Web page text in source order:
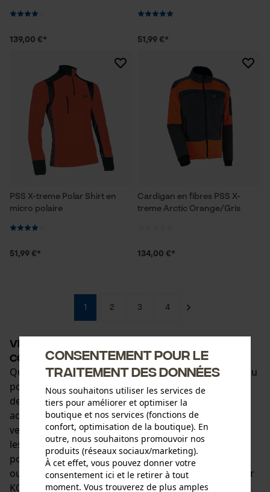
139,00 €* 51,99 €*
PSS X-treme Polar Shirt en
micro polaire
51,99 €*
Cardigan en fibres PSS X-
treme Arctic Orange/Gris
134,00 €*
1 2 3 4
Vêtements de plein air : bien protégé
contre le vent et les intempéries
Que ce soit pour travailler en forêt et dans le jardin ou
pour les loisirs : les personnes qui passent beaucoup
de temps à l'extérieur ont besoin de vêtements
adaptés ! L'offre va de vêtements fonctionnels aux
vestes de plein air pour hommes qui résistent à tous
les défis, en passant par les chemises en flanelle
polyvalentes. Que vous soyez un travailleur forestier
ou un amateur de plein air : les vêtements de plein air
KOX offrent une protection optimale pour toutes vos
Consentement pour le
traitement des données
Nous souhaitons utiliser les services de
tiers pour améliorer et optimiser la
boutique et nos services (fonctions de
confort, optimisation de la boutique). En
outre, nous souhaitons promouvoir nos
produits (réseaux sociaux/marketing).
À cet effet, vous pouvez donner votre
consentement ici et le retirer à tout
moment. Vous trouverez de plus amples